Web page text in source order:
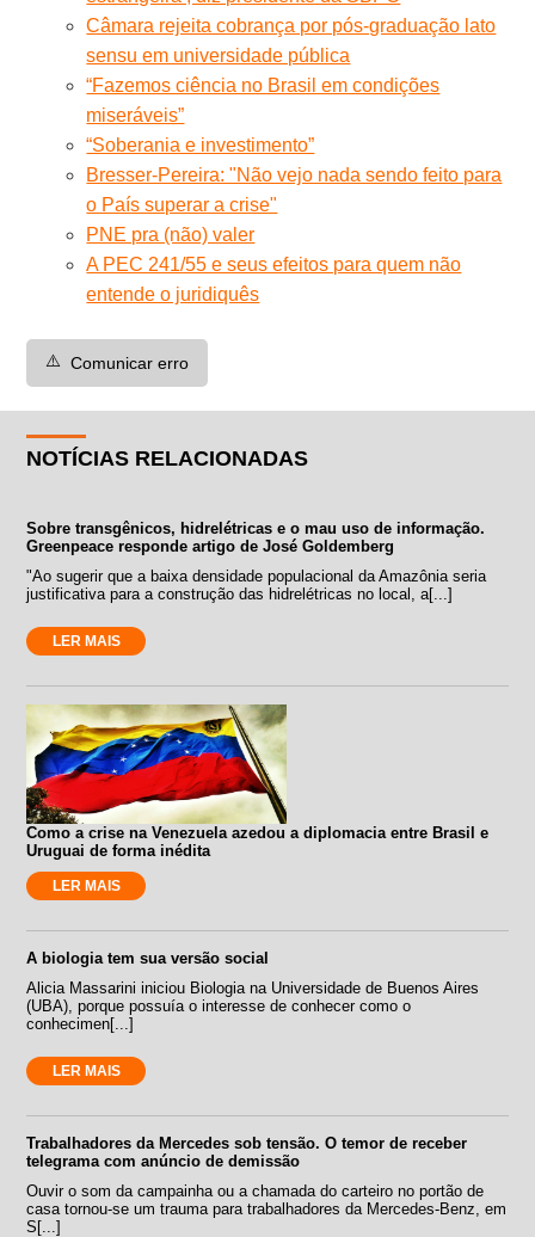
Câmara rejeita cobrança por pós-graduação lato
sensu em universidade pública
“Fazemos ciência no Brasil em condições
miseráveis”
“Soberania e investimento”
Bresser-Pereira: "Não vejo nada sendo feito para
o País superar a crise"
PNE pra (não) valer
A PEC 241/55 e seus efeitos para quem não
entende o juridiquês
⚠️ Comunicar erro
NOTÍCIAS RELACIONADAS
Sobre transgênicos, hidrelétricas e o mau uso de informação.
Greenpeace responde artigo de José Goldemberg
"Ao sugerir que a baixa densidade populacional da Amazônia seria
justificativa para a construção das hidrelétricas no local, a[...]
LER MAIS
Como a crise na Venezuela azedou a diplomacia entre Brasil e
Uruguai de forma inédita
LER MAIS
A biologia tem sua versão social
Alicia Massarini iniciou Biologia na Universidade de Buenos Aires
(UBA), porque possuía o interesse de conhecer como o
conhecimen[...]
LER MAIS
Trabalhadores da Mercedes sob tensão. O temor de receber
telegrama com anúncio de demissão
Ouvir o som da campainha ou a chamada do carteiro no portão de
casa tornou-se um trauma para trabalhadores da Mercedes-Benz, em
S[...]